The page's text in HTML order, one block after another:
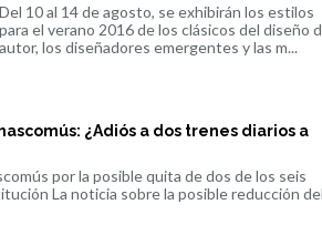
Del 10 al 14 de agosto, se exhibirán los estilos
para el verano 2016 de los clásicos del diseño
autor, los diseñadores emergentes y las m...
¿Adiós a dos trenes diarios a
por la posible quita de dos de los seis
La noticia sobre la posible reducción